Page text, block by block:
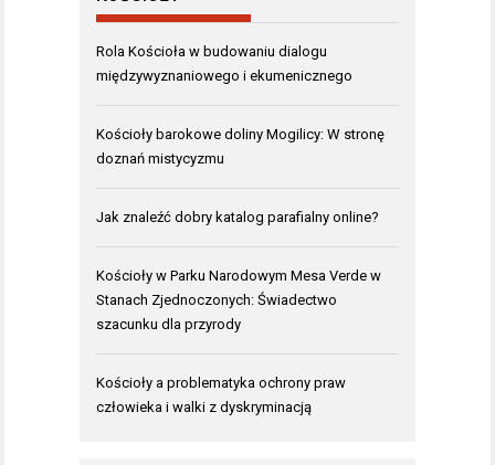
Rola Kościoła w budowaniu dialogu
międzywyznaniowego i ekumenicznego
Kościoły barokowe doliny Mogilicy: W stronę
doznań mistycyzmu
Jak znaleźć dobry katalog parafialny online?
Kościoły w Parku Narodowym Mesa Verde w
Stanach Zjednoczonych: Świadectwo
szacunku dla przyrody
Kościoły a problematyka ochrony praw
człowieka i walki z dyskryminacją